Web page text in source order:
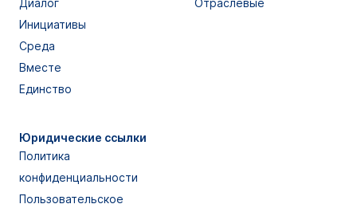
Диалог
Инициативы
Среда
Вместе
Единство
Отраслевые
Юридические ссылки
Политика
конфиденциальности
Пользовательское